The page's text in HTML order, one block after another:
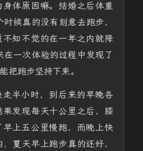
体原因嘛。结婚之后体重
候真的没有刻意去跑步，
知不觉的在一年之内就降
一次体验的过程中发现了
把跑步坚持下来。
半小时，到后来的早晚各
发现每天十公里之后，膝
上五公里慢跑，而晚上快
夏天早上跑步真的还好，